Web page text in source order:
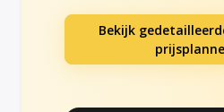
Bekijk